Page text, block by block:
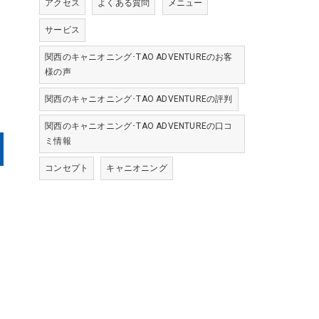
アクセス よくある質問 メニュー
サービス
関西のキャニオニング･TAO ADVENTUREのお客
様の声
関西のキャニオニング･TAO ADVENTUREの評判
関西のキャニオニング･TAO ADVENTUREの口コ
ミ情報
コンセプト キャニオニング